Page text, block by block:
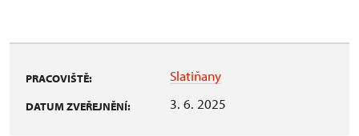
PRACOVIŠTĚ: Slatiňany
DATUM ZVEŘEJNĚNÍ: 3. 6. 2025